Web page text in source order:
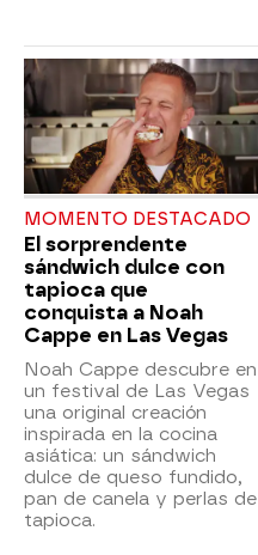
MOMENTO DESTACADO
El sorprendente
sándwich dulce con
tapioca que
conquista a Noah
Cappe en Las Vegas
Noah Cappe descubre en
un festival de Las Vegas
una original creación
inspirada en la cocina
asiática: un sándwich
dulce de queso fundido,
pan de canela y perlas de
tapioca.